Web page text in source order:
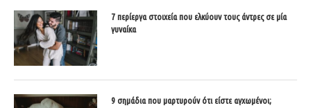
7 περίεργα στοιχεία που ελκύουν τους άντρες σε μία
γυναίκα
9 σημάδια που μαρτυρούν ότι είστε αγχωμένοι;